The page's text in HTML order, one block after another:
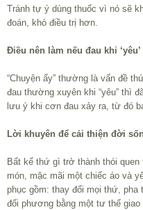
Tránh tự ý dùng thuốc vì nó sẽ
đoán, khó điều trị hơn.
Điều nên làm nếu đau khi ‘yêu’
“Chuyện ấy” thường là vấn đề
đau thường xuyên khi “yêu” thì
lưu ý khi cơn đau xảy ra, từ đó
Lời khuyên để cải thiện đời
Bất kể thứ gì trở thành thói
món, mặc mãi một chiếc áo và
phục gồm: thay đổi mọi thứ, pha
đối phương bằng một tư thế